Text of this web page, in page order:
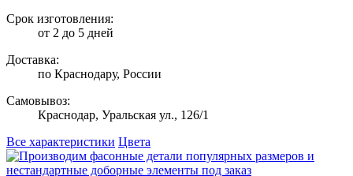
Срок изготовления:
от 2 до 5 дней
Доставка:
по Краснодару, России
Самовывоз:
Краснодар, Уральская ул., 126/1
Все характеристики Цвета